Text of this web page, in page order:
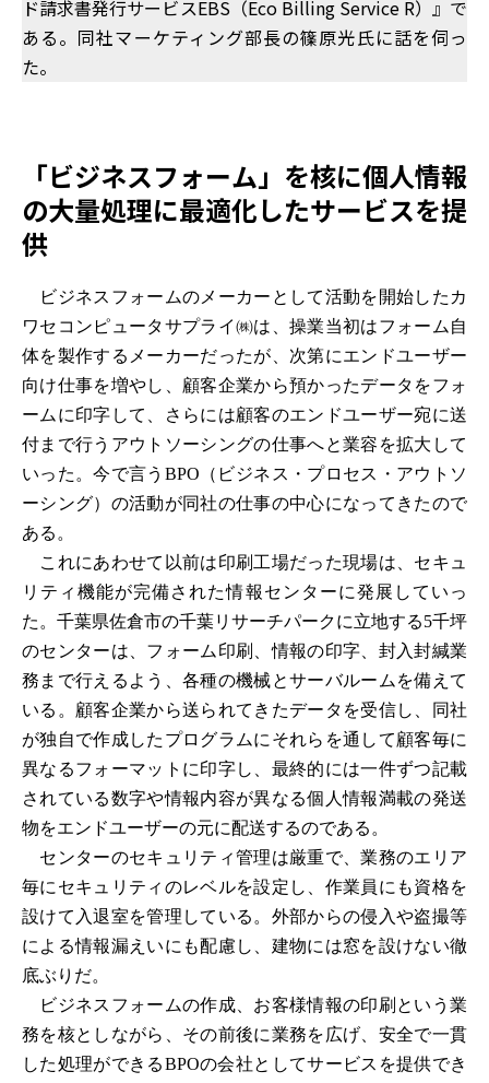
ド請求書発行サービスEBS（Eco Billing Service R）』で
ある。同社マーケティング部長の篠原光氏に話を伺っ
た。
「ビジネスフォーム」を核に個人情報
の大量処理に最適化したサービスを提
供
ビジネスフォームのメーカーとして活動を開始したカ
ワセコンピュータサプライ㈱は、操業当初はフォーム自
体を製作するメーカーだったが、次第にエンドユーザー
向け仕事を増やし、顧客企業から預かったデータをフォ
ームに印字して、さらには顧客のエンドユーザー宛に送
付まで行うアウトソーシングの仕事へと業容を拡大して
いった。今で言うBPO（ビジネス・プロセス・アウトソ
ーシング）の活動が同社の仕事の中心になってきたので
ある。
これにあわせて以前は印刷工場だった現場は、セキュ
リティ機能が完備された情報センターに発展していっ
た。千葉県佐倉市の千葉リサーチパークに立地する5千坪
のセンターは、フォーム印刷、情報の印字、封入封緘業
務まで行えるよう、各種の機械とサーバルームを備えて
いる。顧客企業から送られてきたデータを受信し、同社
が独自で作成したプログラムにそれらを通して顧客毎に
異なるフォーマットに印字し、最終的には一件ずつ記載
されている数字や情報内容が異なる個人情報満載の発送
物をエンドユーザーの元に配送するのである。
センターのセキュリティ管理は厳重で、業務のエリア
毎にセキュリティのレベルを設定し、作業員にも資格を
設けて入退室を管理している。外部からの侵入や盗撮等
による情報漏えいにも配慮し、建物には窓を設けない徹
底ぶりだ。
ビジネスフォームの作成、お客様情報の印刷という業
務を核としながら、その前後に業務を広げ、安全で一貫
した処理ができるBPOの会社としてサービスを提供でき